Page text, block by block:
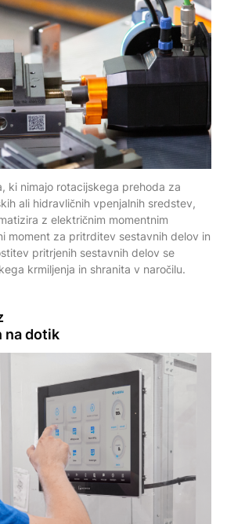
ki nimajo rotacijskega prehoda za
ali hidravličnih vpenjalnih sredstev,
z električnim momentnim
moment za pritrditev sestavnih delov in
pritrjenih sestavnih delov se
krmiljenja in shranita v naročilu.
na dotik